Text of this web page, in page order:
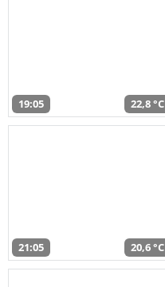
19:05 22,8 °C
21:05 20,6 °C